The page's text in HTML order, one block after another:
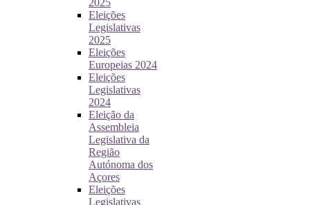
2025
Eleições
Legislativas
2025
Eleições
Europeias 2024
Eleições
Legislativas
2024
Eleição da
Assembleia
Legislativa da
Região
Autónoma dos
Açores
Eleições
Legislativas